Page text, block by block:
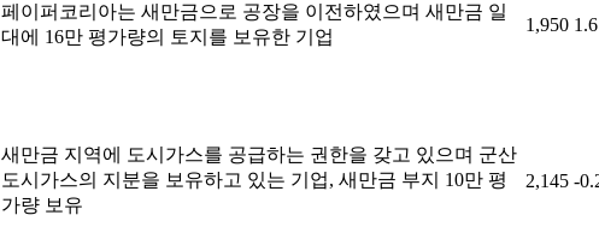
페이퍼코리아는 새만금으로 공장을 이전하였으며 새만금 일
대에 16만 평가량의 토지를 보유한 기업
1,950
새만금 지역에 도시가스를 공급하는 권한을 갖고 있으며 군산
도시가스의 지분을 보유하고 있는 기업, 새만금 부지 10만 평
가량 보유
2,145 -